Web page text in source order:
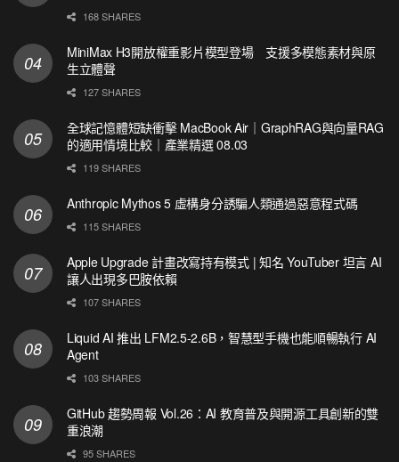
168 SHARES
MiniMax H3開放權重影片模型登場 支援多模態素材與原
生立體聲
127 SHARES
全球記憶體短缺衝擊 MacBook Air｜GraphRAG與向量RAG
的適用情境比較｜產業精選 08.03
119 SHARES
Anthropic Mythos 5 虛構身分誘騙人類通過惡意程式碼
115 SHARES
Apple Upgrade 計畫改寫持有模式 | 知名 YouTuber 坦言 AI
讓人出現多巴胺依賴
107 SHARES
Liquid AI 推出 LFM2.5-2.6B，智慧型手機也能順暢執行 AI
Agent
103 SHARES
GitHub 趨勢周報 Vol.26：AI 教育普及與開源工具創新的雙
重浪潮
95 SHARES